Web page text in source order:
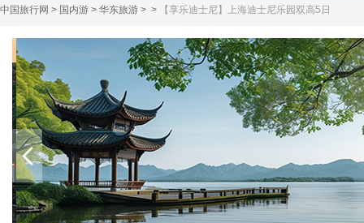
中国旅行网 > 国内游 > 华东旅游 > > 【享乐迪士尼】上海迪士尼乐园双高5日